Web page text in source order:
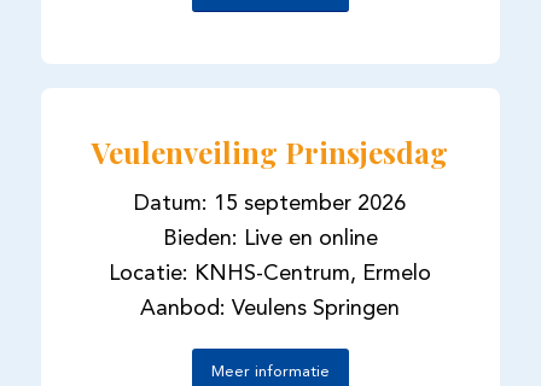
Veulenveiling Prinsjesdag
Datum: 15 september 2026
Bieden: Live en online
Locatie: KNHS-Centrum, Ermelo
Aanbod: Veulens Springen
Meer informatie